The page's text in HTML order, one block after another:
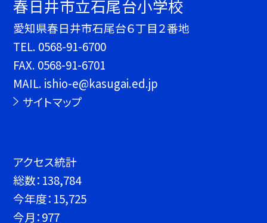
春日井市立石尾台小学校
愛知県春日井市石尾台６丁目２番地
TEL. 0568-91-6700
FAX. 0568-91-6701
MAIL. ishio-e@kasugai.ed.jp
サイトマップ
アクセス統計
総数： 138,784
今年度： 15,725
今月：977